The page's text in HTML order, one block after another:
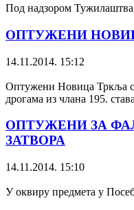
Под надзором Тужилаштва
ОПТУЖЕНИ
14.11.2014. 15:12
Оптужени Новица Тркља
дрогама из члана 195.
ОПТУЖЕНИ ЗА
ЗАТВОРА
14.11.2014. 15:10
У оквиру предмета у